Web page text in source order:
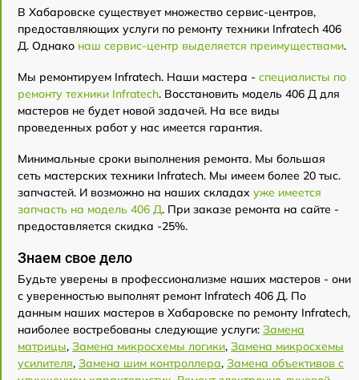
В Хабаровске существует множество сервис-центров,
предоставляющих услуги по ремонту техники Infratech 406
Д. Однако наш сервис-центр выделяется преимуществами.
Мы ремонтируем Infratech. Наши мастера - специалисты по
ремонту техники Infratech. Восстановить модель 406 Д для
мастеров не будет новой задачей. На все виды
проведенных работ у нас имеется гарантия.
Минимальные сроки выполнения ремонта. Мы большая
сеть мастерских техники Infratech. Мы имеем более 20 тыс.
запчастей. И возможно на наших складах уже имеется
запчасть на модель 406 Д. При заказе ремонта на сайте -
предоставляется скидка -25%.
Знаем свое дело
Будьте уверены в профессионализме наших мастеров - они
с уверенностью выполнят ремонт Infratech 406 Д. По
данным наших мастеров в Хабаровске по ремонту Infratech,
наиболее востребованы следующие услуги: Замена
матрицы, Замена микросхемы логики, Замена микросхемы
усилителя, Замена шим контроллера, Замена объективов с